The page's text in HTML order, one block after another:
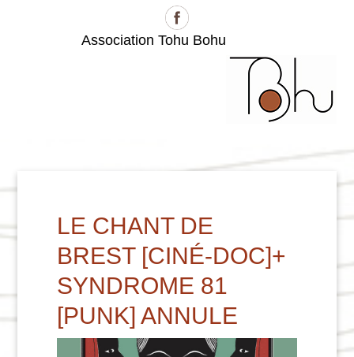
Association Tohu Bohu
LE CHANT DE
BREST [CINÉ-DOC]+
SYNDROME 81
[PUNK] ANNULE